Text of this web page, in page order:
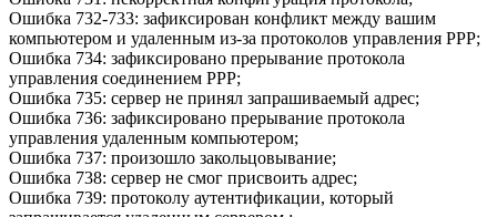
Ошибка 732-733: зафиксирован конфликт между вашим
компьютером и удаленным из-за протоколов управления PPP;
Ошибка 734: зафиксировано прерывание протокола
управления соединением PPP;
Ошибка 735: сервер не принял запрашиваемый адрес;
Ошибка 736: зафиксировано прерывание протокола
управления удаленным компьютером;
Ошибка 737: произошло закольцовывание;
Ошибка 738: сервер не смог присвоить адрес;
Ошибка 739: протоколу аутентификации, который